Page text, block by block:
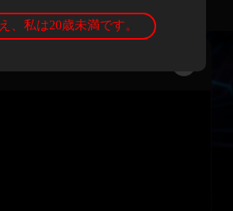
録 ログイン
、私は20歳未満です。